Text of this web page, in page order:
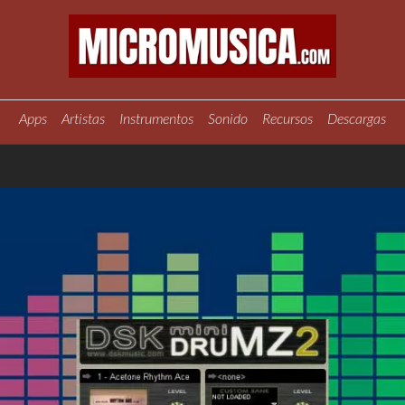
Apps Artistas Instrumentos Sonido Recursos Descargas